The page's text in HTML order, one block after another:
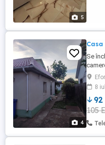
5
4
Se
8
105